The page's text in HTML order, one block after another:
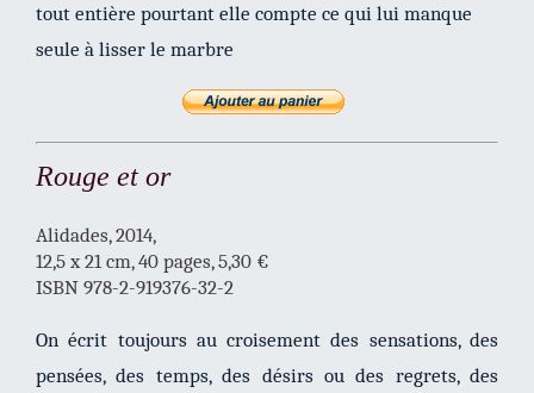
tout entière pourtant elle compte ce qui lui manque
seule à lisser le marbre
Rouge et or
Alidades, 2014,
12,5 x 21 cm, 40 pages, 5,30 €
ISBN 978-2-919376-32-2
On écrit toujours au croisement des sensations, des
pensées, des temps, des désirs ou des regrets, des